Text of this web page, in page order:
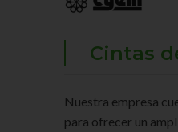
Cintas
Nuestra empresa
para ofrecer un